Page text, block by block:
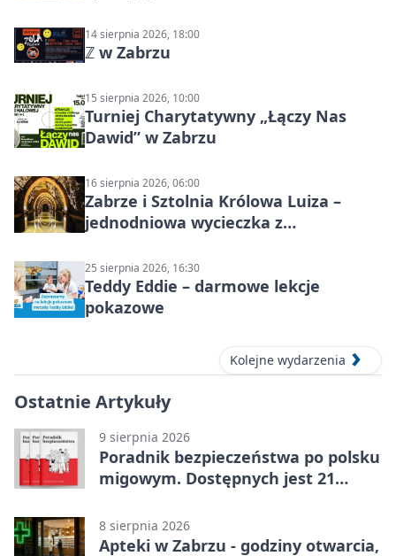
14 sierpnia 2026, 18:00
ℤ w Zabrzu
15 sierpnia 2026, 10:00
Turniej Charytatywny „Łączy Nas
Dawid” w Zabrzu
16 sierpnia 2026, 06:00
Zabrze i Sztolnia Królowa Luiza –
jednodniowa wycieczka z
miasta
25 sierpnia 2026, 16:30
Teddy Eddie – darmowe lekcje
pokazowe
Kolejne wydarzenia
Ostatnie Artykuły
9 sierpnia 2026
Poradnik bezpieczeństwa po polsku
migowym. Dostępnych jest 21
8 sierpnia 2026
Apteki w Zabrzu - godziny otwarcia,